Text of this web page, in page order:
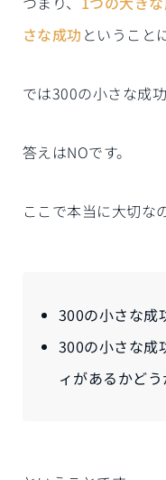
さな成功 ということ
では300の小さな成
答えはNOです。
ここで本当に大切な
300の小さな成
300の小さな成
ィがあるかどう